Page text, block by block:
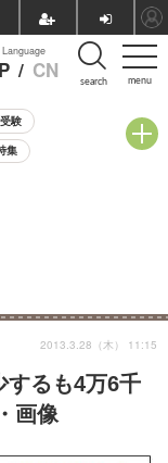
menu
Language
/ CN search
験
集
するも4万6千
画像
2013.3.28（木） 11:15